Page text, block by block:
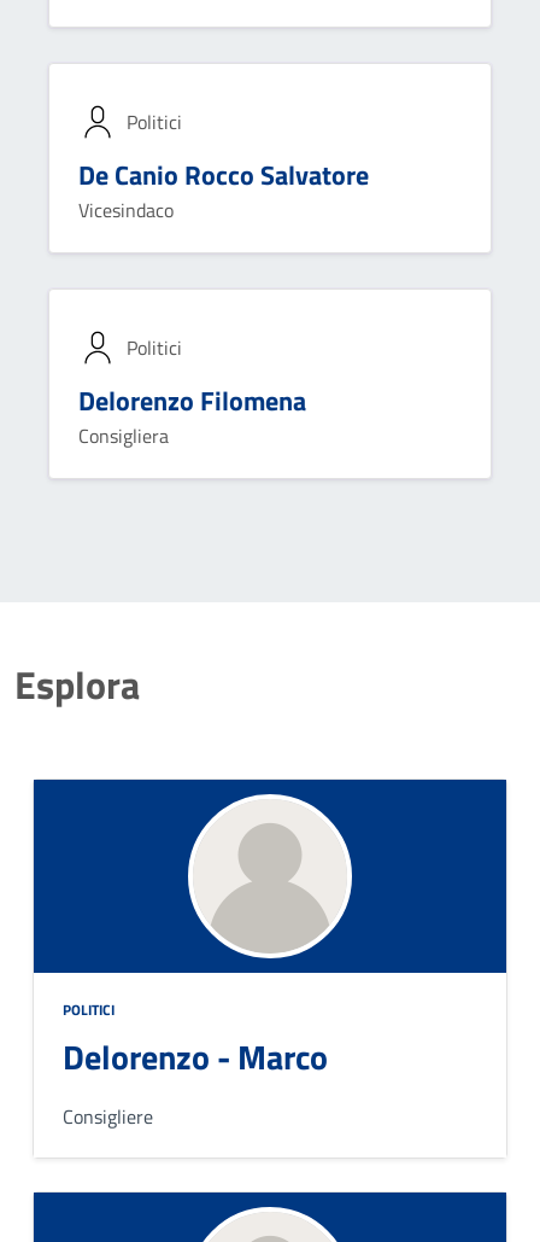
Politici
De Canio Rocco Salvatore
Vicesindaco
Politici
Delorenzo Filomena
Consigliera
Esplora
POLITICI
Delorenzo - Marco
Consigliere